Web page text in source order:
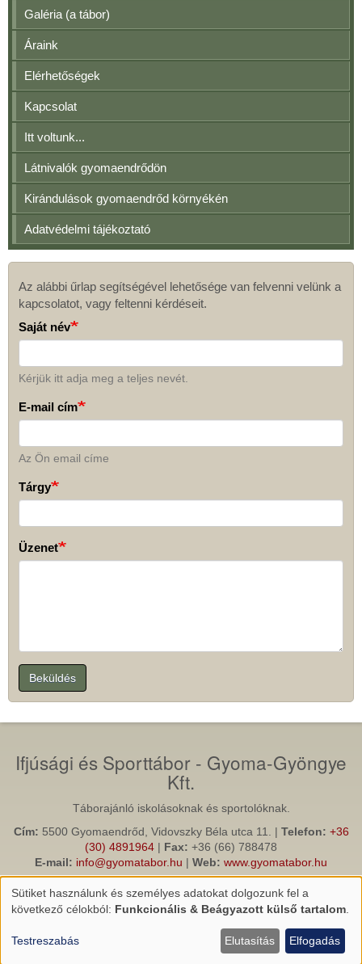
Galéria (a tábor)
Áraink
Elérhetőségek
Kapcsolat
Itt voltunk...
Látnivalók gyomaendrődön
Kirándulások gyomaendrőd környékén
Adatvédelmi tájékoztató
Kapcsolat
Az alábbi űrlap segítségével lehetősége van felvenni velünk a
kapcsolatot, vagy feltenni kérdéseit.
Saját név
Kérjük itt adja meg a teljes nevét.
E-mail cím
Az Ön email címe
Tárgy
Üzenet
Beküldés
Ifjúsági és Sporttábor - Gyoma-Gyöngye
Kft.
Táborajánló iskolásoknak és sportolóknak.
Cím: 5500 Gyomaendrőd, Vidovszky Béla utca 11. | Telefon: +36
(30) 4891964 | Fax: +36 (66) 788478
E-mail: info@gyomatabor.hu | Web: www.gyomatabor.hu
közösségi portálja)
Személyes
és
Sütiket használunk és személyes adatokat dolgozunk fel a
következő célokból: Funkcionális & Beágyazott külső tartalom
Testreszabás Elutasítás Elfogadás